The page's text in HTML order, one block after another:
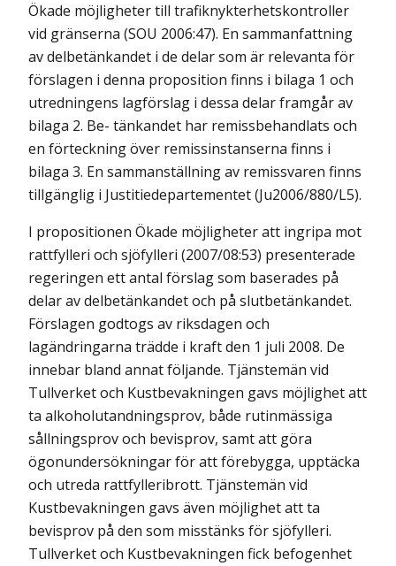
Ökade möjligheter till trafiknykterhetskontroller
vid gränserna (SOU 2006:47). En sammanfattning
av delbetänkandet i de delar som är relevanta för
förslagen i denna proposition finns i bilaga 1 och
utredningens lagförslag i dessa delar framgår av
bilaga 2. Be- tänkandet har remissbehandlats och
en förteckning över remissinstanserna finns i
bilaga 3. En sammanställning av remissvaren finns
tillgänglig i Justitiedepartementet (Ju2006/880/L5).
I propositionen Ökade möjligheter att ingripa mot
rattfylleri och sjöfylleri (2007/08:53) presenterade
regeringen ett antal förslag som baserades på
delar av delbetänkandet och på slutbetänkandet.
Förslagen godtogs av riksdagen och
lagändringarna trädde i kraft den 1 juli 2008. De
innebar bland annat följande. Tjänstemän vid
Tullverket och Kustbevakningen gavs möjlighet att
ta alkoholutandningsprov, både rutinmässiga
sållningsprov och bevisprov, samt att göra
ögonundersökningar för att förebygga, upptäcka
och utreda rattfylleribrott. Tjänstemän vid
Kustbevakningen gavs även möjlighet att ta
bevisprov på den som misstänks för sjöfylleri.
Tullverket och Kustbevakningen fick befogenhet